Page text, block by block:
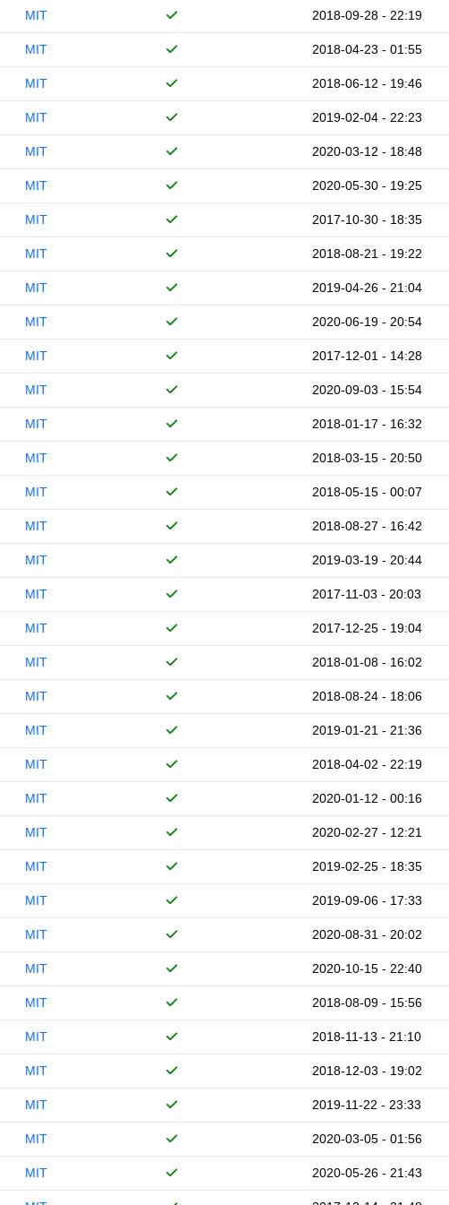
MIT 2018-09-28 - 22:19
MIT 2018-04-23 - 01:55
MIT 2018-06-12 - 19:46
MIT 2019-02-04 - 22:23
MIT 2020-03-12 - 18:48
MIT 2020-05-30 - 19:25
MIT 2017-10-30 - 18:35
MIT 2018-08-21 - 19:22
MIT 2019-04-26 - 21:04
MIT 2020-06-19 - 20:54
MIT 2017-12-01 - 14:28
MIT 2020-09-03 - 15:54
MIT 2018-01-17 - 16:32
MIT 2018-03-15 - 20:50
MIT 2018-05-15 - 00:07
MIT 2018-08-27 - 16:42
MIT 2019-03-19 - 20:44
MIT 2017-11-03 - 20:03
MIT 2017-12-25 - 19:04
MIT 2018-01-08 - 16:02
MIT 2018-08-24 - 18:06
MIT 2019-01-21 - 21:36
MIT 2018-04-02 - 22:19
MIT 2020-01-12 - 00:16
MIT 2020-02-27 - 12:21
MIT 2019-02-25 - 18:35
MIT 2019-09-06 - 17:33
MIT 2020-08-31 - 20:02
MIT 2020-10-15 - 22:40
MIT 2018-08-09 - 15:56
MIT 2018-11-13 - 21:10
MIT 2018-12-03 - 19:02
MIT 2019-11-22 - 23:33
MIT 2020-03-05 - 01:56
MIT 2020-05-26 - 21:43